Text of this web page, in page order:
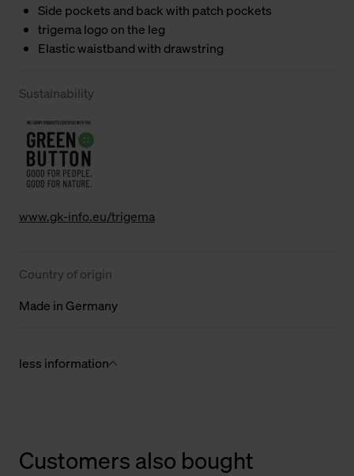
Side pockets and back with patch pockets
trigema logo on the leg
Elastic waistband with drawstring
Sustainability
www.gk-info.eu/trigema
Country of origin
Made in Germany
less information
Customers also bought